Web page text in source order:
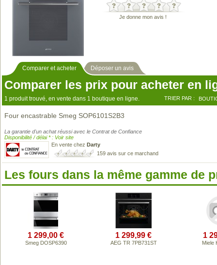
Je donne mon avis !
Comparer et acheter Déposer un avis
Comparer les prix pour acheter en
1 produit trouvé, en vente dans 1 boutique en ligne. TRIER PAR :
Four encastrable Smeg SOP6101S2B3
La garantie d'un achat réussi avec le Contrat de Confiance
Disponibilité / délai * : Voir site
En vente chez Darty
159 avis sur ce marchand
Les fours dans la même gamme de
1 299,00 €
Smeg DOSP6390
1 299,99 €
AEG TR 7PB731ST
1
Miele